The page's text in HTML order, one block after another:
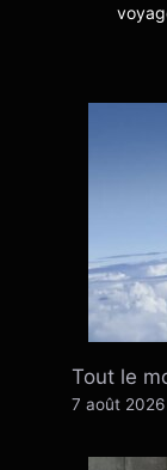
Tout le
7 août 2026